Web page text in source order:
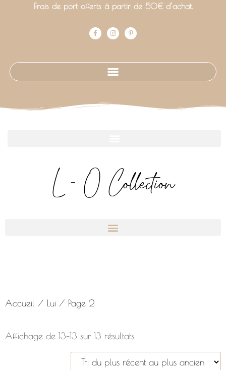
Frais de port offerts à partir de 50€ d’achat.
L - O Collection
Accueil / Lui / Page 2
Affichage de 13–13 sur 13 résultats